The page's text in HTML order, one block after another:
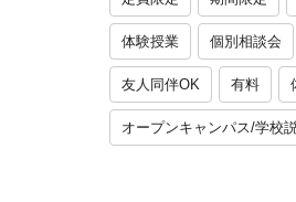
体験授業 個別相談会
友人同伴OK 有料
オープンキャンパス/学校